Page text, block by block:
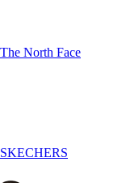
The North Face
SKECHERS